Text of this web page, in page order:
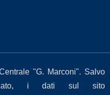
"G. Marconi". Salvo
i dati sul sito